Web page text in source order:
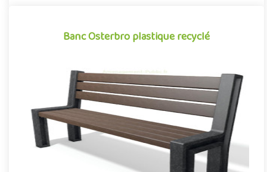
Banc Osterbro plastique recyclé
Banc Osterbro plastique recyclé
Mobilier urbain conçu en plastique recyclé, le banc Osterbro de
la gamme Neo conjugue avec succès design et développement
dur..